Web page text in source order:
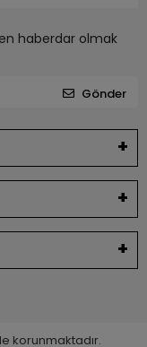
haberdar olmak
Gönder
korunmaktadır.